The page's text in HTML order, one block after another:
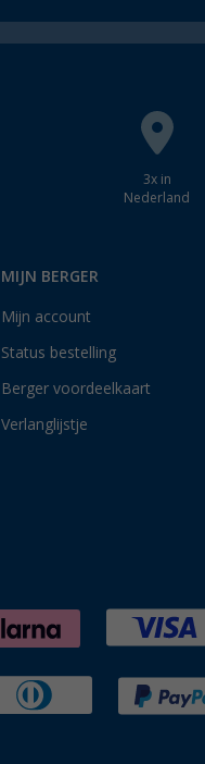
3x in
Nederland
MIJN BERGER
Mijn account
Status bestelling
Berger voordeelkaart
Verlanglijstje